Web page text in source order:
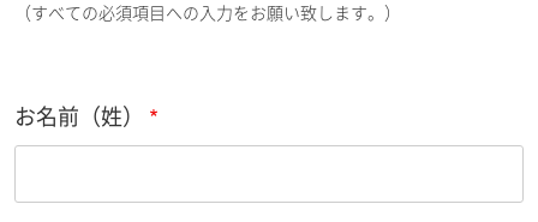
（すべての必須項目への入力をお願い致します。）
お名前（姓）